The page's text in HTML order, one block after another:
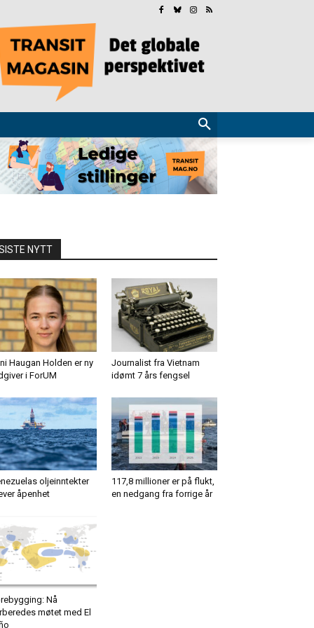
NYTT
Haugan Holden er ny
i ForUM
Journalist fra Vietnam
idømt 7 års fengsel
oljeinntekter
åpenhet
117,8 millioner er på flukt,
en nedgang fra forrige år
Nå
møtet med El